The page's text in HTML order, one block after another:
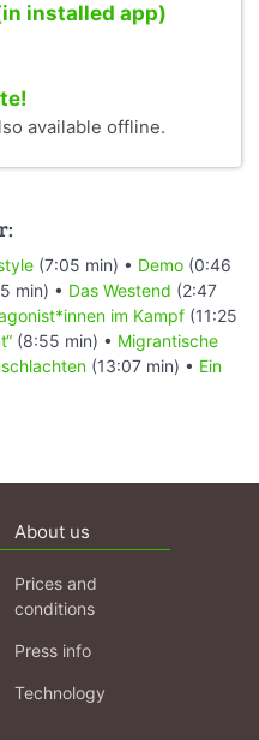
installed app)
available offline.
(7:05 min) • Demo (0:46
min) • Das Westend (2:47
im Kampf (11:25
(8:55 min) • Migrantische
(13:07 min) • Ein
About us
Prices and
conditions
Press info
Technology